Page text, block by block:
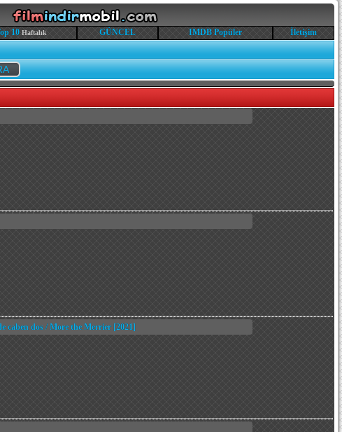
10 Haftalık GÜNCEL IMDB Popüler
İletişim
caben dos / More the Merrier [2021]